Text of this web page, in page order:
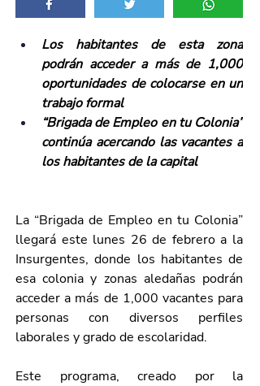
Los habitantes de esta zona
podrán acceder a más de 1,000
oportunidades de colocarse en un
trabajo formal
“Brigada de Empleo en tu Colonia”
continúa acercando las vacantes a
los habitantes de la capital
La “Brigada de Empleo en tu Colonia”
llegará este lunes 26 de febrero a la
Insurgentes, donde los habitantes de
esa colonia y zonas aledañas podrán
acceder a más de 1,000 vacantes para
personas con diversos perfiles
laborales y grado de escolaridad.
Este programa, creado por la